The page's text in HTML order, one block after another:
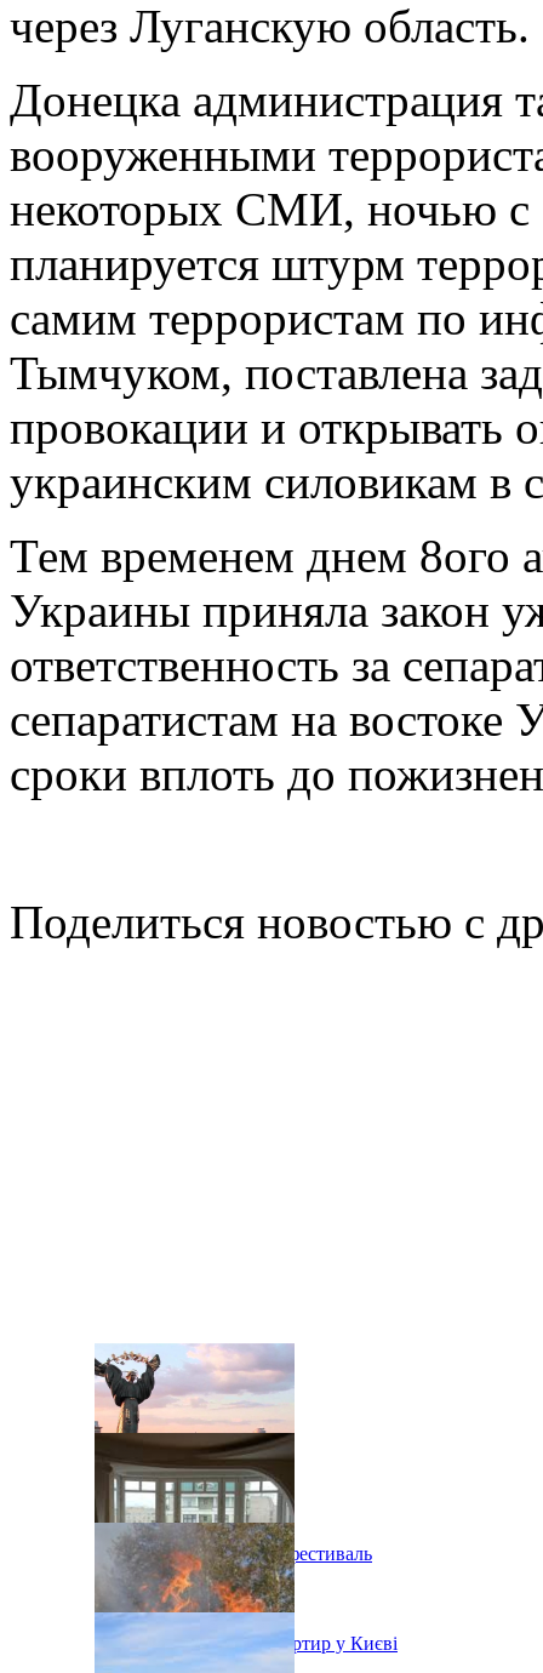
через Луганскую область.
Донецка администрация
вооруженными
некоторых СМИ, ночью с
планируется штурм
самим террористам по
Тымчуком, поставлена
провокации и открывать
украинским силовикам в
Тем временем днем 8ого
Украины приняла закон
ответственность за
сепаратистам на
сроки вплоть до
Поделиться новостью с
В Киеве состоится эко-фестиваль
Ситуація з орендою квартир у Києві